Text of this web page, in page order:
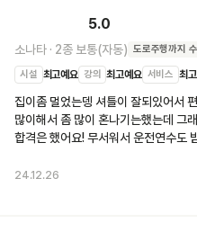
5.0
소나타 · 2종 보통(자동) 도로주행까지
시설 최고예요 강의 최고예요 서비스 최
집이좀 멀었는뎅 셔틀이 잘되있어서
많이해서 좀 많이 혼나기는했는데 그
합격은 했어요! 무서워서 운전연수도
24.12.26